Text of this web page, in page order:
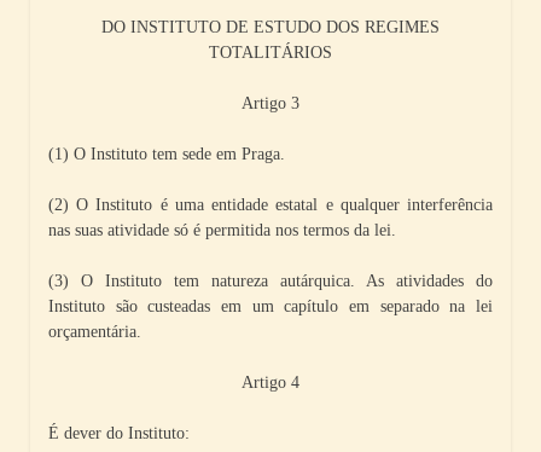
DO INSTITUTO DE ESTUDO DOS REGIMES
TOTALITÁRIOS
Artigo 3
(1) O Instituto tem sede em Praga.
(2) O Instituto é uma entidade estatal e qualquer interferência
nas suas atividade só é permitida nos termos da lei.
(3) O Instituto tem natureza autárquica. As atividades do
Instituto são custeadas em um capítulo em separado na lei
orçamentária.
Artigo 4
É dever do Instituto: